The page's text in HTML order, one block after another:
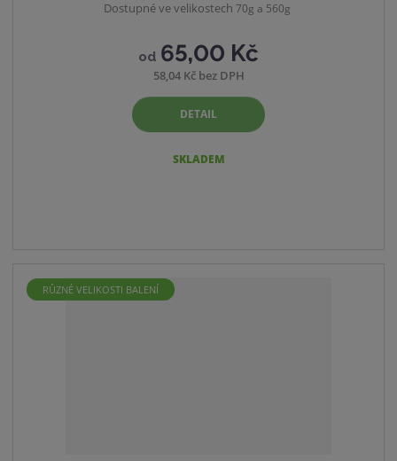
od 65,00 Kč
58,04 Kč bez DPH
DETAIL
SKLADEM
Dostupné ve velikostech 70g a 560g
RŮZNÉ VELIKOSTI BALENÍ